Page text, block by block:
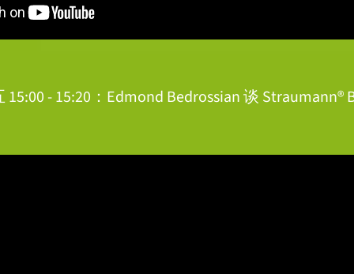
- 15:20：Edmond Bedrossian 谈 Straumann®